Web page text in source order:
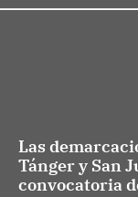
Las
Tánger y San
convocatoria